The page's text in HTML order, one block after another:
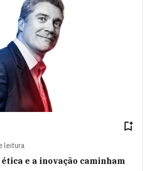
leitura
ética e a inovação caminham